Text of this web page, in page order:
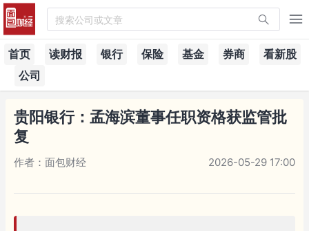
搜索公司或文章
首页 读财报 银行 保险 基金 券商
看新股
公司
贵阳银行：孟海滨董事任职资格获监管批
复
作者：面包财经 2026-05-29 17:00